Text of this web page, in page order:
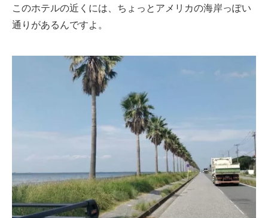
このホテルの近くには、ちょっとアメリカの海岸っぽい
通りがあるんですよ。